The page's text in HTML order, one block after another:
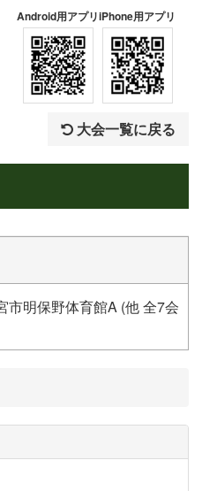
Android用アプリiPhone用アプリ
大会一覧に戻る
市明保野体育館A (他 全7会